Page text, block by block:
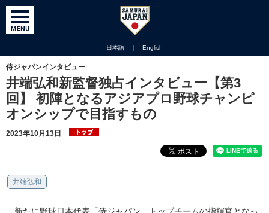
日本語 ｜ English
侍ジャパンインタビュー
井端弘和新監督独占インタビュー【第3
回】 初陣となるアジアプロ野球チャンピ
オンシップで目指すもの
2023年10月13日
井端弘和